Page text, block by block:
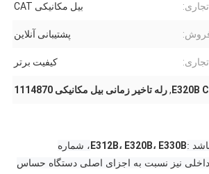
تجاری: بیل مکانیکی CAT
پشتیبانی آنلاین
کیفیت برتر
,رله تاخیر زمانی بیل مکانیکی 1114870
E312B، E320B، E330B ، شماره
نیز نسبت به اجزای اصلی دستگاه حساس